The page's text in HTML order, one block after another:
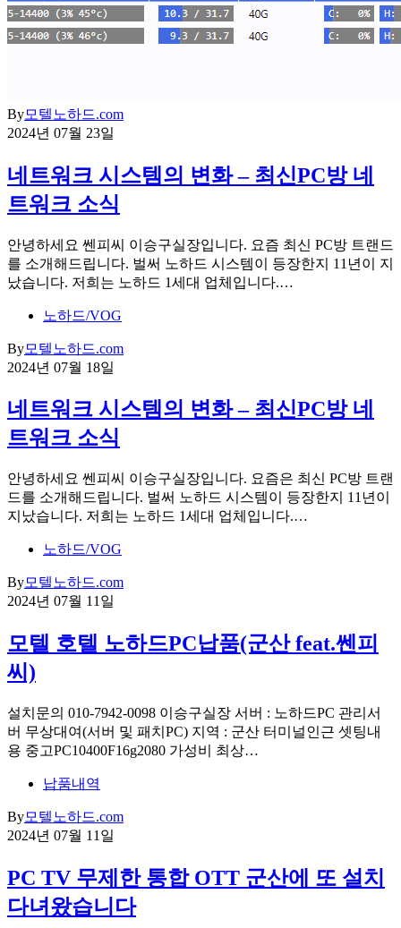
By모텔노하드.com
2024년 07월 23일
네트워크 시스템의 변화 – 최신PC방 네
트워크 소식
안녕하세요 쎈피씨 이승구실장입니다. 요즘 최신 PC방 트랜드
를 소개해드립니다. 벌써 노하드 시스템이 등장한지 11년이 지
났습니다. 저희는 노하드 1세대 업체입니다.…
노하드/VOG
By모텔노하드.com
2024년 07월 18일
네트워크 시스템의 변화 – 최신PC방 네
트워크 소식
안녕하세요 쎈피씨 이승구실장입니다. 요즘은 최신 PC방 트랜
드를 소개해드립니다. 벌써 노하드 시스템이 등장한지 11년이
지났습니다. 저희는 노하드 1세대 업체입니다.…
노하드/VOG
By모텔노하드.com
2024년 07월 11일
모텔 호텔 노하드PC납품(군산 feat.쎈피
씨)
설치문의 010-7942-0098 이승구실장 서버 : 노하드PC 관리서
버 무상대여(서버 및 패치PC) 지역 : 군산 터미널인근 셋팅내
용 중고PC10400F16g2080 가성비 최상…
납품내역
By모텔노하드.com
2024년 07월 11일
PC TV 무제한 통합 OTT 군산에 또 설치
다녀왔습니다